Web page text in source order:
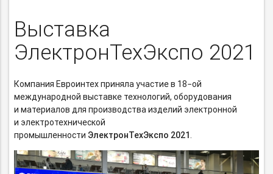
Выставка
ЭлектронТехЭкспо 2021
Компания Евроинтех приняла участие в 18−ой
международной выставке технологий, оборудования
и материалов для производства изделий электронной
и электротехнической
промышленности ЭлектронТехЭкспо 2021.